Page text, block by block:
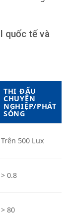
quốc tế và
THI ĐẤU
CHUYÊN
NGHIỆP/PHÁT
SÓNG
Trên 500 Lux
> 0.8
> 80